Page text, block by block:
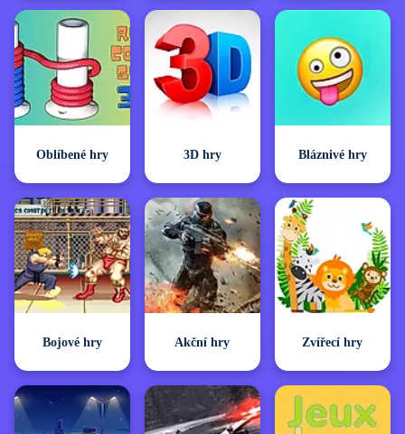
Oblíbené hry 3D hry Bláznivé hry
Bojové hry Akční hry Zvířecí hry